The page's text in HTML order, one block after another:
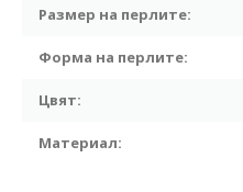
Размер на перлите:
Форма на перлите:
Цвят:
Материал: